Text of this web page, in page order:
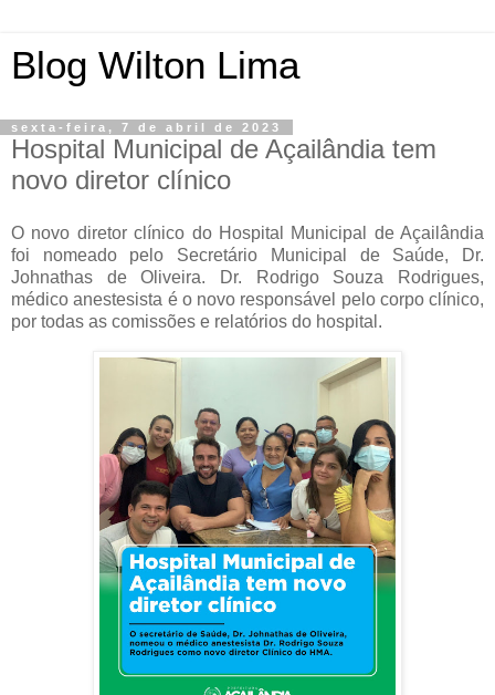
Blog Wilton Lima
sexta-feira, 7 de abril de 2023
Hospital Municipal de Açailândia tem
novo diretor clínico
O novo diretor clínico do Hospital Municipal de Açailândia
foi nomeado pelo Secretário Municipal de Saúde, Dr.
Johnathas de Oliveira. Dr. Rodrigo Souza Rodrigues,
médico anestesista é o novo responsável pelo corpo clínico,
por todas as comissões e relatórios do hospital.